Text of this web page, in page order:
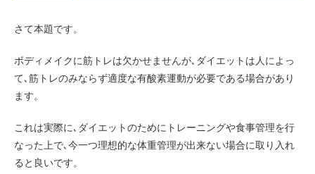
さて本題です。
ボディメイクに筋トレは欠かせませんが､ダイエットは人によっ
て､筋トレのみならず適度な有酸素運動が必要である場合があり
ます。
これは実際に､ダイエットのためにトレーニングや食事管理を行
なった上で､今一つ理想的な体重管理が出来ない場合に取り入れ
ると良いです。